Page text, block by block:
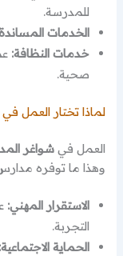
للمدرسة.
الخدمات
خدمات النظافة:
صحية.
لماذا تختار العمل
العمل فيشواغر
وهذا ما توفره
الاستقرار المهني:
التجربة.
الحماية الاجتماعية: